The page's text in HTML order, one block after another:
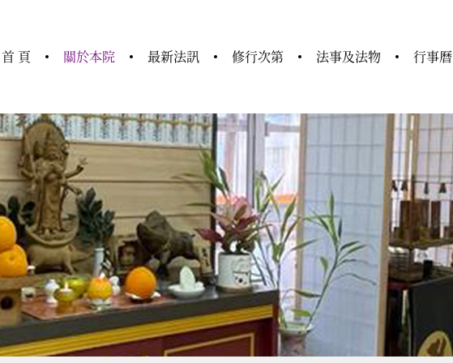
首 頁 關於本院 最新法訊 修行次第 法事及法物 行事曆